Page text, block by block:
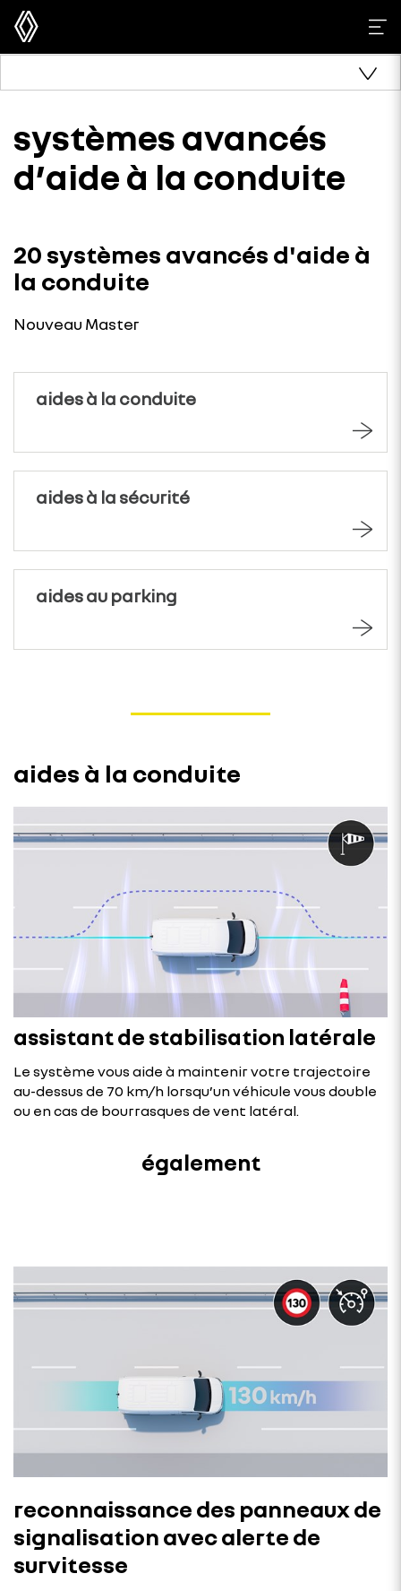
systèmes avancés
d’aide à la conduite
20 systèmes avancés d'aide à
la conduite
Nouveau Master
aides à la conduite
aides à la sécurité
aides au parking
aides à la conduite
assistant de stabilisation latérale
Le système vous aide à maintenir votre trajectoire
au-dessus de 70 km/h lorsqu’un véhicule vous double
ou en cas de bourrasques de vent latéral.
également
reconnaissance des panneaux de
signalisation avec alerte de
survitesse